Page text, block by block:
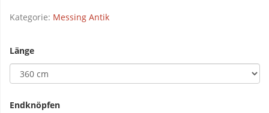
Kategorie: Messing Antik
Länge
Endknöpfen